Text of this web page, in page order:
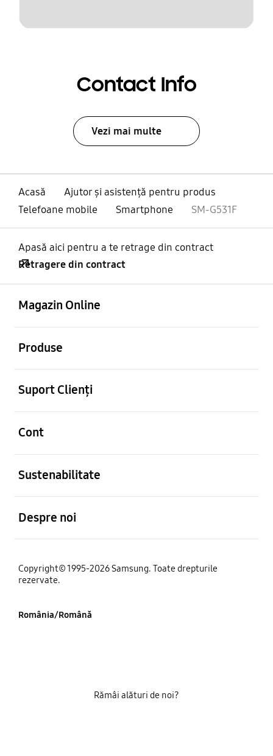
Contact Info
Vezi mai multe
Acasă
Ajutor și asistență pentru produs
Telefoane mobile
Smartphone SM-G531F
Apasă aici pentru a te retrage din contract
Retragere din contract
Magazin Online
Produse
Suport Clienți
Cont
Sustenabilitate
Despre noi
Copyright© 1995-2026 Samsung. Toate drepturile
rezervate.
România/Română
Rămâi alături de noi?